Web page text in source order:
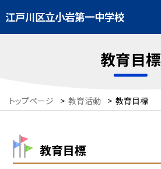
江戸川区立小岩第一中学校
教育目標
トップページ > 教育活動 > 教育目標
教育目標